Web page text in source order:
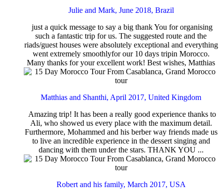
Julie and Mark, June 2018, Brazil
just a quick message to say a big thank You for organising
such a fantastic trip for us. The suggested route and the
riads/guest houses were absolutely exceptional and everything
went extremely smoothlyfor our 10 days tripin Morocco.
Many thanks for your excellent work! Best wishes, Matthias
Matthias and Shanthi, April 2017, United Kingdom
Amazing trip! It has been a really good experience thanks to
Ali, who showed us every place with the maximum detail.
Furthermore, Mohammed and his berber way friends made us
to live an incredible experience in the dessert singing and
dancing with them under the stars. THANK YOU ...
Robert and his family, March 2017, USA